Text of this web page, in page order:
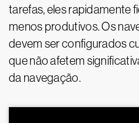
tarefas, eles rapidamente
menos produtivos. Os
devem ser configurados
que não afetem
da navegação.